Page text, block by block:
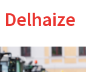
Delhaize